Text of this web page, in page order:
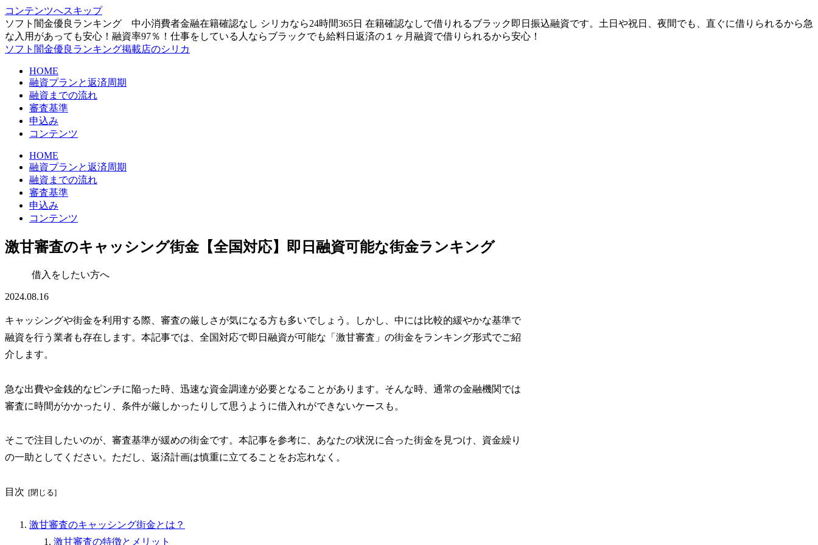
コンテンツへスキップ
ソフト闇金優良ランキング 中小消費者金融在籍確認なし シリカなら24時間365日 在籍確認なしで借りれるブラック即日振込融資です。土日や祝日、夜間でも、直ぐに借りられるから急
な入用があっても安心！融資率97％！仕事をしている人ならブラックでも給料日返済の１ヶ月融資で借りられるから安心！
ソフト闇金優良ランキング掲載店のシリカ
HOME
融資プランと返済周期
融資までの流れ
審査基準
申込み
コンテンツ
HOME
融資プランと返済周期
融資までの流れ
審査基準
申込み
コンテンツ
激甘審査のキャッシング街金【全国対応】即日融資可能な街金ランキング
借入をしたい方へ
2024.08.16
キャッシングや街金を利用する際、審査の厳しさが気になる方も多いでしょう。しかし、中には比較的緩やかな基準で
融資を行う業者も存在します。本記事では、全国対応で即日融資が可能な「激甘審査」の街金をランキング形式でご紹
介します。
急な出費や金銭的なピンチに陥った時、迅速な資金調達が必要となることがあります。そんな時、通常の金融機関では
審査に時間がかかったり、条件が厳しかったりして思うように借入れができないケースも。
そこで注目したいのが、審査基準が緩めの街金です。本記事を参考に、あなたの状況に合った街金を見つけ、資金繰り
の一助としてください。ただし、返済計画は慎重に立てることをお忘れなく。
目次
激甘審査のキャッシング街金とは？
激甘審査の特徴とメリット